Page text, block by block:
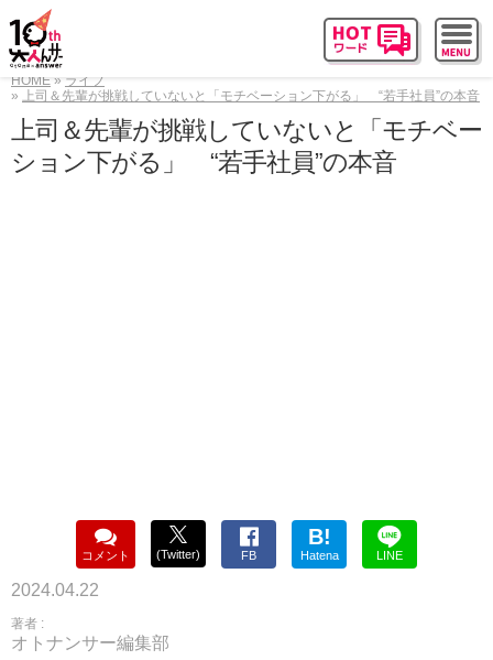
HOME
ライフ
上司＆先輩が挑戦していないと「モチベーション下がる」 “若手社員”の本音
上司＆先輩が挑戦していないと「モチベー
ション下がる」 “若手社員”の本音
コメント (Twitter) FB
B!
Hatena LINE
2024.04.22
著者 :
オトナンサー編集部